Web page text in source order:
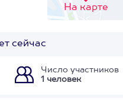
На карте
сейчас
Число участников
1 человек